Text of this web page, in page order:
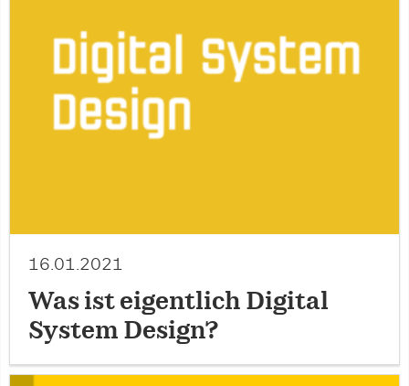
16.01.2021
Was ist eigentlich Digital
System Design?